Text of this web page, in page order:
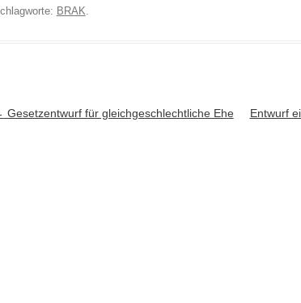
BRAK.
Navigation
Gesetzentwurf für gleichgeschlechtliche Ehe
Entwurf